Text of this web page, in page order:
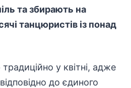
та збирають на
танцюристів із понад
у квітні, адже
до єдиного